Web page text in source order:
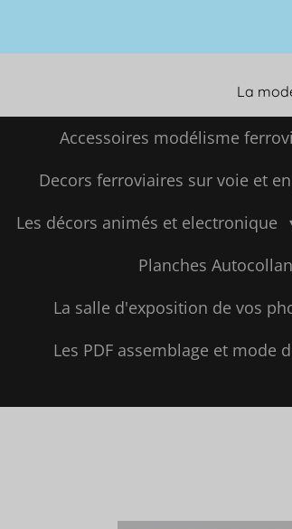
contenu
La
Accessoires modélisme
Decors ferroviaires sur voie et
Les décors animés et electronique
Planches
La salle d'exposition de vos
Les PDF assemblage et mode